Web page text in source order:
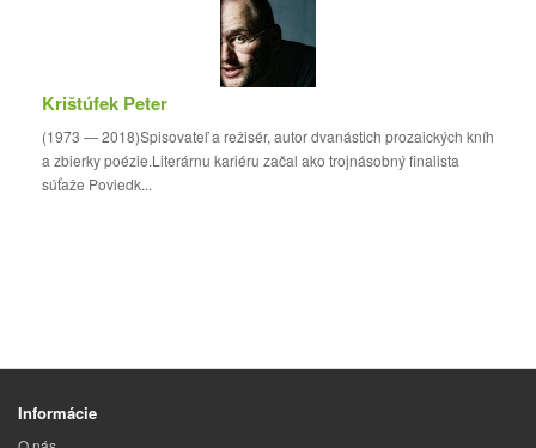
Krištúfek Peter
(1973 — 2018)Spisovateľ a režisér, autor dvanástich prozaických kníh
a zbierky poézie.Literárnu kariéru začal ako trojnásobný finalista
súťaže Poviedk...
Informácie